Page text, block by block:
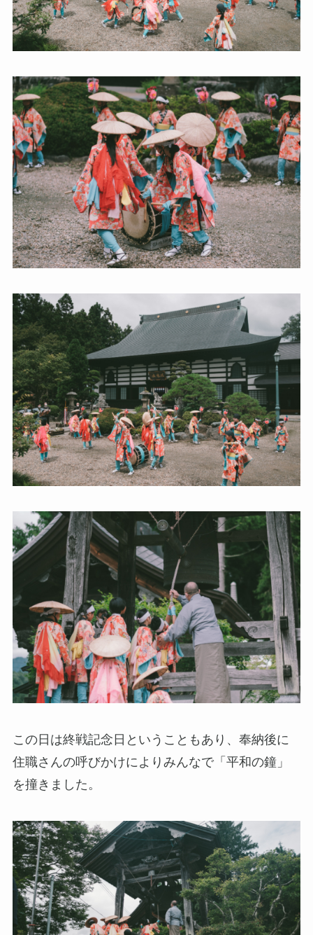
この日は終戦記念日ということもあり、奉納後に
住職さんの呼びかけによりみんなで「平和の鐘」
を撞きました。